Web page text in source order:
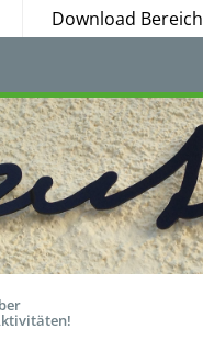
Download Bereich